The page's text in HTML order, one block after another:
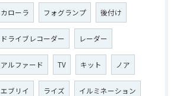
カローラ フォグランプ 後付け
ドライブレコーダー レーダー
アルファード TV キット ノア
エブリイ ライズ イルミネーション